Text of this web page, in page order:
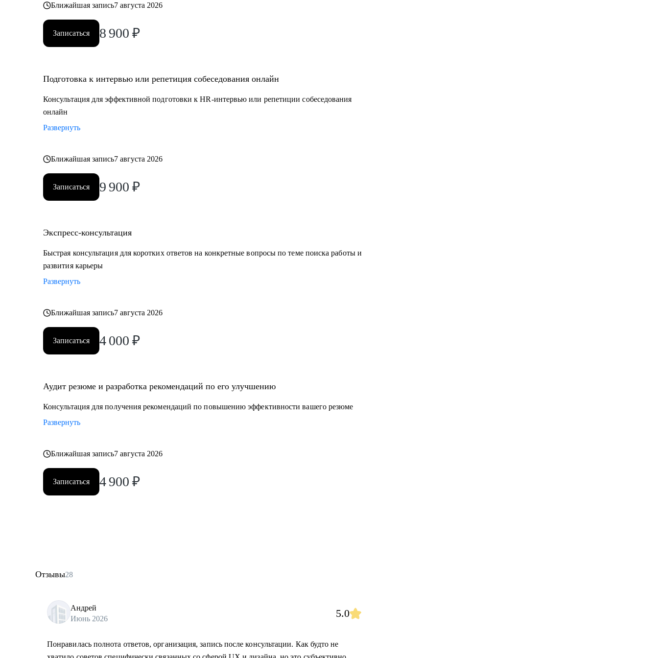
Ближайшая запись7 августа 2026
Записаться 8 900 ₽
Подготовка к интервью или репетиция собеседования онлайн
Консультация для эффективной подготовки к HR-интервью или репетиции собеседования
онлайн
Развернуть
Ближайшая запись7 августа 2026
Записаться 9 900 ₽
Экспресс-консультация
Быстрая консультация для коротких ответов на конкретные вопросы по теме поиска работы и
развития карьеры
Развернуть
Ближайшая запись7 августа 2026
Записаться 4 000 ₽
Аудит резюме и разработка рекомендаций по его улучшению
Консультация для получения рекомендаций по повышению эффективности вашего резюме
Развернуть
Ближайшая запись7 августа 2026
Записаться 4 900 ₽
Отзывы28
Андрей
Июнь 2026
5.0
Понравилась полнота ответов, организация, запись после консультации. Как будто не